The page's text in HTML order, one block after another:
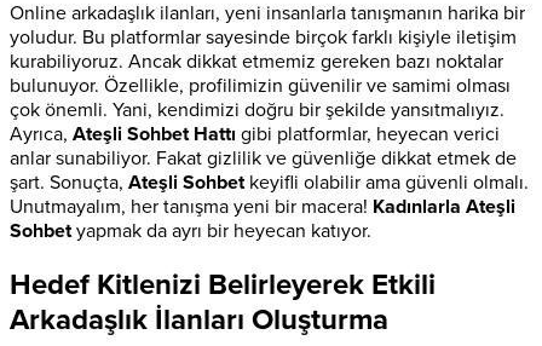
Online arkadaşlık ilanları, yeni insanlarla tanışmanın harika bir
yoludur. Bu platformlar sayesinde birçok farklı kişiyle iletişim
kurabiliyoruz. Ancak dikkat etmemiz gereken bazı noktalar
bulunuyor. Özellikle, profilimizin güvenilir ve samimi olması
çok önemli. Yani, kendimizi doğru bir şekilde yansıtmalıyız.
Ayrıca, Ateşli Sohbet Hattı gibi platformlar, heyecan verici
anlar sunabiliyor. Fakat gizlilik ve güvenliğe dikkat etmek de
şart. Sonuçta, Ateşli Sohbetkeyifli olabilir ama güvenli olmalı.
Unutmayalım, her tanışma yeni bir macera! Kadınlarla Ateşli
Sohbetyapmak da ayrı bir heyecan katıyor.
Hedef Kitlenizi Belirleyerek Etkili
Arkadaşlık İlanları Oluşturma